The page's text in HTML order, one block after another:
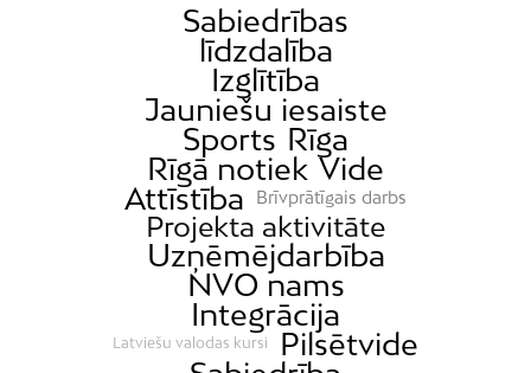
Sabiedrības
līdzdalība
Izglītība
Jauniešu iesaiste
Sports Rīga
Rīgā notiek Vide
Attīstība
Brīvprātīgais darbs
Projekta aktivitāte
Uzņēmējdarbība
NVO nams
Integrācija
Latviešu valodas kursi
Pilsētvide